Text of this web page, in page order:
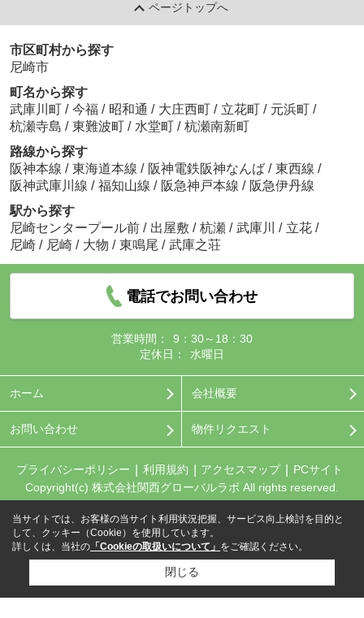
ページトップへ
市区町村から探す
尼崎市
町名から探す
武庫川町 / 今福 / 昭和通 / 大庄西町 / 立花町 / 元浜町 /
杭瀬寺島 / 東難波町 / 水堂町 / 杭瀬南新町
路線から探す
阪神本線 / 東海道本線 / 阪神電鉄阪神なんば / 東西線 /
阪神武庫川線 / 福知山線 / 阪急神戸本線 / 阪急伊丹線
駅から探す
尼崎センタープール前 / 出屋敷 / 杭瀬 / 武庫川 / 立花 /
尼崎 / 尼崎 / 大物 / 東鳴尾 / 武庫之荘
電話でお問い合わせ
営業時間：
9：30～18：30
定休日：
水曜日
ホーム 会社概要
お問い合わせ 物件リクエスト
プライバシーポリシー 利用規約 アクセスマップ
PCサイト
Copyright(c) 株式会社関西グローバルラボ All rights reserved.
当サイトでは、お客様の当サイト利用状況把握、サービス向上検討を目的と
して、クッキー（Cookie）を使用しています。
詳しくは、当社の 「Cookieの取扱いについて」 をご確認ください。
閉じる